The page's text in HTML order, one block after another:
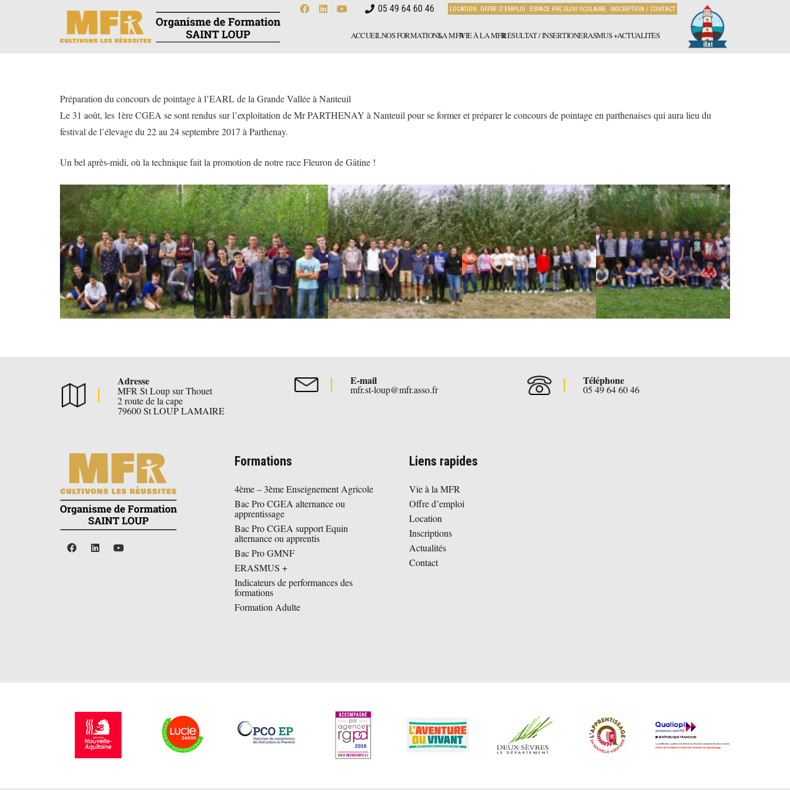
05 49 64 60 46 LOCATION OFFRE D’EMPLOI ESPACE PRO SUIVI SCOLAIRE INSCRIPTION / CONTACT
ACCUEILNOS FORMATIONSLA MFRVIE À LA MFRRÉSULTAT / INSERTIONERASMUS +ACTUALITÉS
Préparation du concours de pointage à l’EARL de la Grande Vallée à Nanteuil
Le 31 août, les 1ère CGEA se sont rendus sur l’exploitation de Mr PARTHENAY à Nanteuil pour se former et préparer le concours de pointage en parthenaises qui aura lieu du
festival de l’élevage du 22 au 24 septembre 2017 à Parthenay.
Un bel après-midi, où la technique fait la promotion de notre race Fleuron de Gâtine !
Adresse
MFR St Loup sur Thouet
2 route de la cape
79600 St LOUP LAMAIRE
E-mail
mfr.st-loup@mfr.asso.fr
Téléphone
05 49 64 60 46
Formations
4ème – 3ème Enseignement Agricole
Bac Pro CGEA alternance ou
apprentissage
Bac Pro CGEA support Equin
alternance ou apprentis
Bac Pro GMNF
ERASMUS +
Indicateurs de performances des
formations
Formation Adulte
Liens rapides
Vie à la MFR
Offre d’emploi
Location
Inscriptions
Actualités
Contact